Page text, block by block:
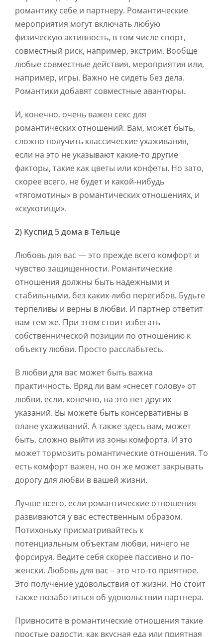
романтику себе и партнеру. Романтические
мероприятия могут включать любую
физическую активность, в том числе спорт,
совместный риск, например, экстрим. Вообще
любые совместные действия, мероприятия или,
например, игры. Важно не сидеть без дела.
Романтики добавят совместные авантюры.
И, конечно, очень важен секс для
романтических отношений. Вам, может быть,
сложно получить классические ухаживания,
если на это не указывают какие-то другие
факторы, такие как цветы или конфеты. Но зато,
скорее всего, не будет и какой-нибудь
«тягомотины» в романтических отношениях, и
«скукотищи».
2) Куспид 5 дома в Тельце
Любовь для вас — это прежде всего комфорт и
чувство защищенности. Романтические
отношения должны быть надежными и
стабильными, без каких-либо перегибов. Будьте
терпеливы и верны в любви. И партнер ответит
вам тем же. При этом стоит избегать
собственнической позиции по отношению к
объекту любви. Просто расслабьтесь.
В любви для вас может быть важна
практичность. Вряд ли вам «снесет голову» от
любви, если, конечно, на это нет других
указаний. Вы можете быть консервативны в
плане ухаживаний. А также здесь вам, может
быть, сложно выйти из зоны комфорта. И это
может тормозить романтические отношения. То
есть комфорт важен, но он же может закрывать
дорогу для любви в вашей жизни.
Лучше всего, если романтические отношения
развиваются у вас естественным образом.
Потихоньку присматривайтесь к
потенциальным объектам любви, ничего не
форсируя. Ведите себя скорее пассивно и по-
женски. Любовь для вас – это что-то приятное.
Это получение удовольствия от жизни. Но стоит
также позаботиться об удовольствии партнера.
Привносите в романтические отношения такие
простые радости, как вкусная еда или приятная